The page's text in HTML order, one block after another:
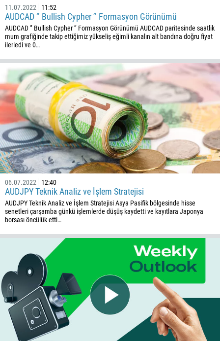
11.07.2022 11:52
AUDCAD ‘’ Bullish Cypher ’’ Formasyon Görünümü
AUDCAD ‘’ Bullish Cypher ’’ Formasyon Görünümü AUDCAD paritesinde saatlik
mum grafiğinde takip ettiğimiz yükseliş eğimli kanalın alt bandına doğru fiyat
ilerledi ve 0…
06.07.2022 12:40
AUDJPY Teknik Analiz ve İşlem Stratejisi
AUDJPY Teknik Analiz ve İşlem Stratejisi Asya Pasifik bölgesinde hisse
senetleri çarşamba günkü işlemlerde düşüş kaydetti ve kayıtlara Japonya
borsası öncülük etti…
Geri arama
Telefon numarası
1
93
355
213
1684
376
244
672
374
297
61
43
Bir arama planlayın
00:00 — 23:00
E-postanızı girin
Gerekirse yorumunuzu yazabilirsiniz
BENI GERI ARA